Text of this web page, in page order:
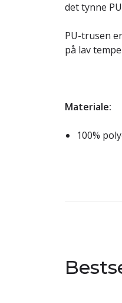
det tynne
PU-trusen
på lav
Materiale:
100%